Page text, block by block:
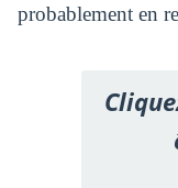
probablement en